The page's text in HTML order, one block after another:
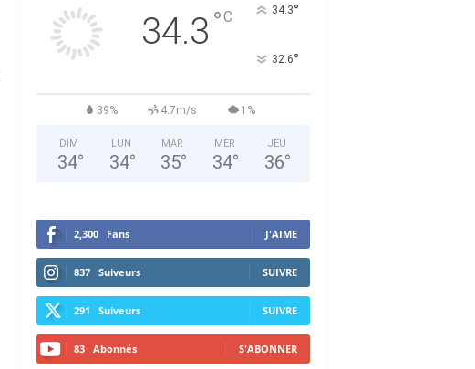
34.3 °C 34.3°
32.6°
39% 4.7m/s 1%
DIM
34°
LUN
34°
MAR
35°
MER
34°
JEU
36°
2,300 Fans J'AIME
837 Suiveurs SUIVRE
291 Suiveurs SUIVRE
83 Abonnés S'ABONNER